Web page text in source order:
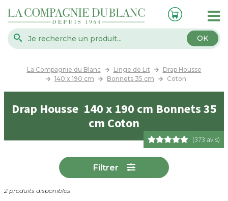
OK
La Compagnie du Blanc Linge de Lit
Drap Housse
140 x 190 cm
Bonnets 35 cm Coton
Drap Housse 140 x 190 cm Bonnets 35
cm Coton
(373 avis)
Filtrer
2 produits disponibles